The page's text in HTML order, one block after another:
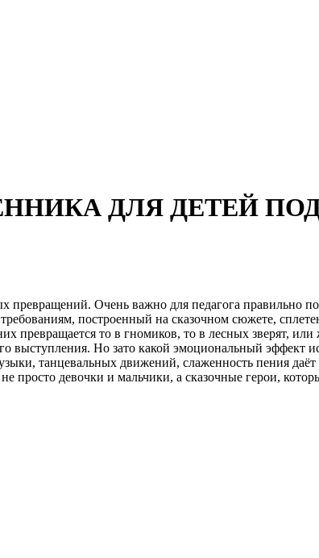
ДЛЯ ДЕТЕЙ
Очень важно для педагога правильно
построенный на сказочном сюжете,
то в гномиков, то в лесных зверят,
выступления. Но зато какой эмоциональный эффект
танцевальных движений, слаженность пения
просто девочки и мальчики, а сказочные герои,